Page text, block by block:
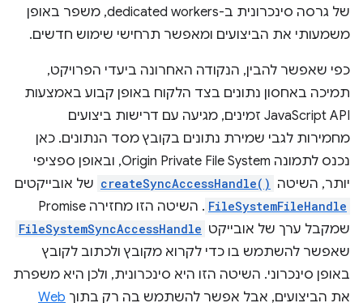
של גרסה סינכרונית ב-dedicated workers, משפר באופן
משמעותי את הביצועים ומאפשר תרחישי שימוש חדשים.
כפי שאפשר להבין, הנקודה האחרונה ביעדי הפרויקט,
תמיכה באחסון נתונים בצד הלקוח באופן קבוע באמצעות
JavaScript API זמינים, מגיעה עם דרישות ביצועים
מחמירות לגבי שמירת נתונים בקובץ מסד הנתונים. כאן
נכנס לתמונה Origin Private File System, ובאופן ספציפי
יותר, השיטה createSyncAccessHandle() של אובייקטים
FileSystemFileHandle
. השיטה הזו מחזירה Promise
שמקבל ערך של אובייקט FileSystemSyncAccessHandle
שאפשר להשתמש בו כדי לקרוא מקובץ ולכתוב לקובץ
באופן סינכרוני. השיטה הזו היא סינכרונית, ולכן היא משפרת
את הביצועים, אבל אפשר להשתמש בה רק בתוך Web